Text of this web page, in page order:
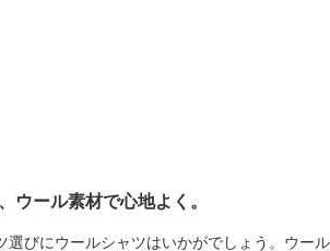
ウール素材で心地よく。
選びにウールシャツはいかがでしょう。ウール